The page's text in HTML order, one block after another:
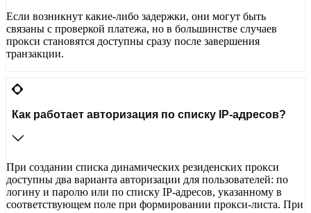
Если возникнут какие-либо задержки, они могут быть
связаны с проверкой платежа, но в большинстве случаев
прокси становятся доступны сразу после завершения
транзакции.
Как работает авторизация по списку IP-адресов?
При создании списка динамических резиденских прокси
доступны два варианта авторизации для пользователей: по
логину и паролю или по списку IP-адресов, указанному в
соответствующем поле при формировании прокси-листа. При